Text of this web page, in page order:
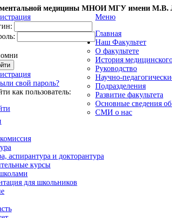
медицины МНОИ МГУ имени М.В.
свой пароль?
как пользователь:
Меню
Главная
Наш Факультет
О факультете
История
Руководство
Научно-
Подразделения
Развитие факультета
Основные сведения
СМИ о нас
аспирантура и докторантура
курсы
для школьников